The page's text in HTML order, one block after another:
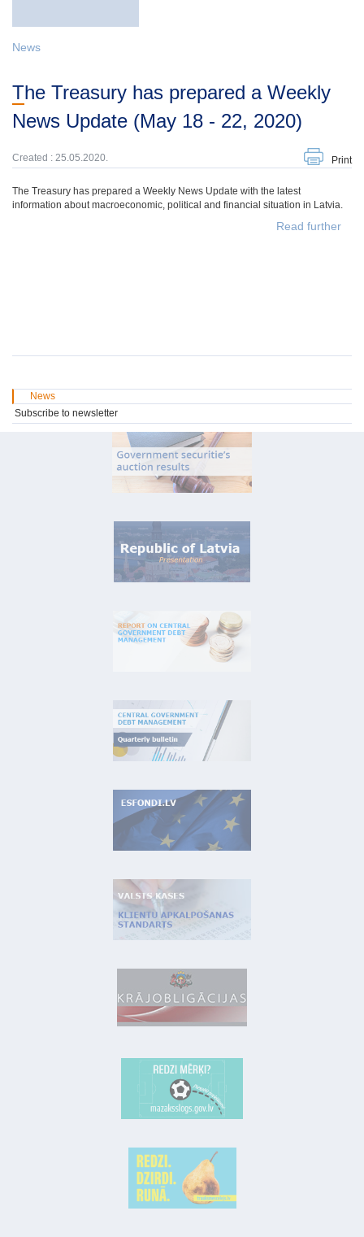
News
The Treasury has prepared a Weekly
News Update (May 18 - 22, 2020)
Created : 25.05.2020. Print
The Treasury has prepared a Weekly News Update with the latest
information about macroeconomic, political and financial situation in Latvia.
Read further
News
Subscribe to newsletter